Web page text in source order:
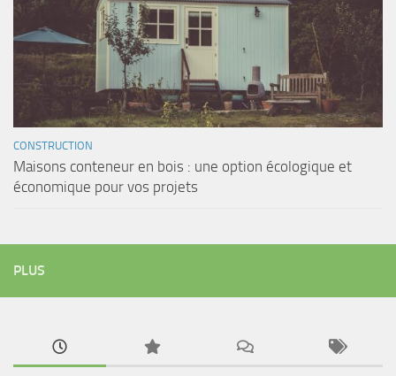
CONSTRUCTION
Maisons conteneur en bois : une option écologique et
économique pour vos projets
PLUS